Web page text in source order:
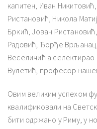
капитен, Иван
Ристановић, Никола
Бркић, Јован
Радовић, Ђорђе
Веселичић а селектирао
Вулетић, професор
Овим великим успехом
квалификовали на
бити одржано у Риму, у